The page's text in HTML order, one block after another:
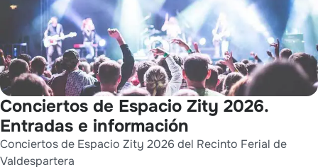
Conciertos de Espacio Zity 2026.
Entradas e información
Conciertos de Espacio Zity 2026 del Recinto Ferial de
Valdespartera